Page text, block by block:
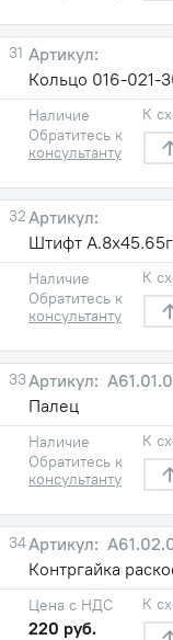
31
Кольцо 016-021-
Наличие
Обратитесь к
консультанту
К
32
Штифт
Наличие
Обратитесь к
консультанту
К
33
Палец
Наличие
Обратитесь к
консультанту
К
34
Контргайка
Цена с НДС
220 руб.
К